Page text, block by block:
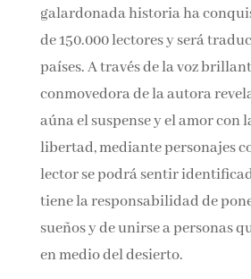
Esta galardonada historia ha
más de 150.000 lectores y será
países. A través de la voz
conmovedora de la autora
aúna el suspense y el amor con
la libertad, mediante personajes
lector se podrá sentir
tiene la responsabilidad de
sus sueños y de unirse a
oasis en medio del desierto.